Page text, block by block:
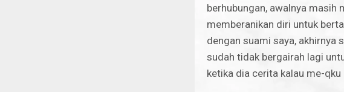
berhubungan, awalnya masih
memberanikan diri untuk
dengan suami saya, akhirnya
sudah tidak bergairah lagi
ketika dia cerita kalau me-